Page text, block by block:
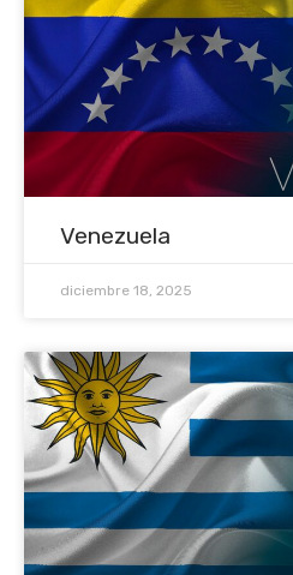
Venezuela
diciembre 18, 2025